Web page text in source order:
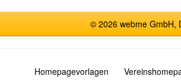
© 2026 webme GmbH,
Homepagevorlagen